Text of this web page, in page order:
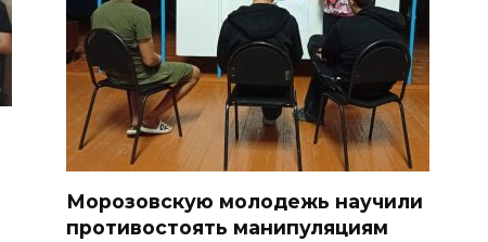
Морозовскую молодежь научили
противостоять манипуляциям